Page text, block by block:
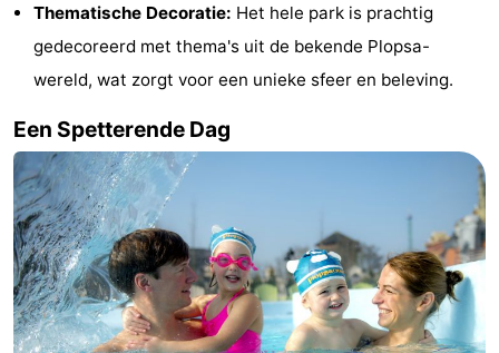
Fietsen
Wandelen
Paardrijden
-
Golfbanen
-
Surfen
Eten
en
drinken
Jachthaven
Evenementen
Thematische Decoratie: Het hele park is prachtig
gedecoreerd met thema's uit de bekende Plopsa-
wereld, wat zorgt voor een unieke sfeer en beleving.
Een Spetterende Dag